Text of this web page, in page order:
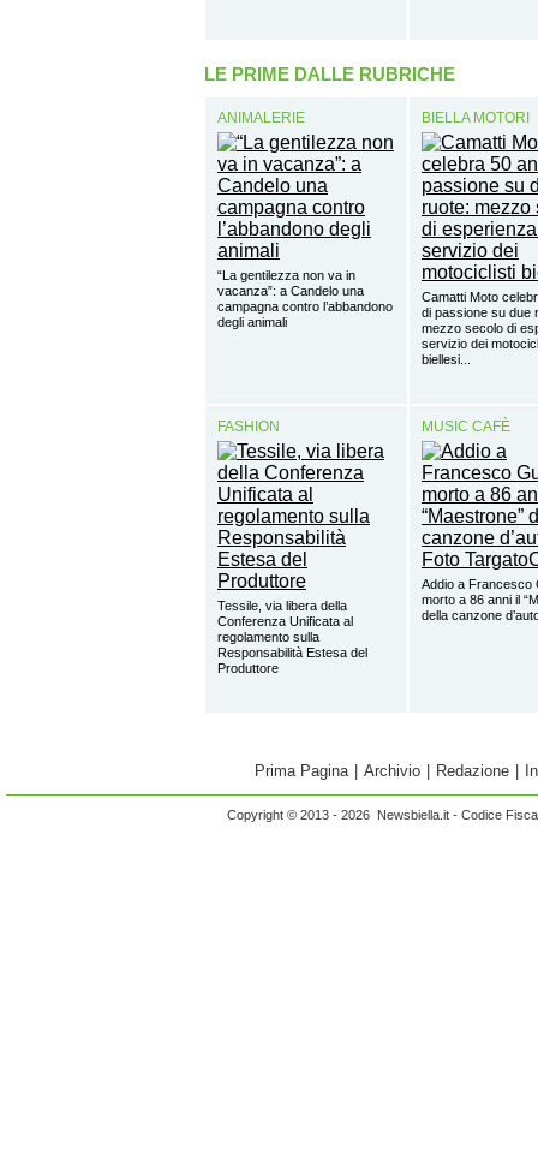
LE PRIME DALLE RUBRICHE
ANIMALERIE
“La gentilezza non va in
vacanza”: a Candelo una
campagna contro l’abbandono
degli animali
BIELLA MOTORI
Camatti Moto
di passione su due
mezzo secolo di
servizio dei
biellesi...
FASHION
Tessile, via libera della
Conferenza Unificata al
regolamento sulla
Responsabilità Estesa del
Produttore
MUSIC CAFÈ
Addio a Francesco
morto a 86 anni il
della canzone
Prima Pagina Archivio Redazione
Copyright © 2013 - 2026 Newsbiella.it - Codice